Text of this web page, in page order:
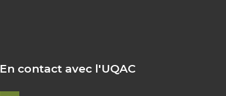
En contact avec l'UQAC